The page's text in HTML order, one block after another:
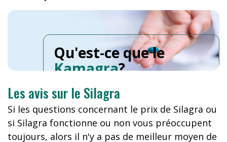
Qu'est-ce que le
Kamagra?
Les avis sur le Silagra
Si les questions concernant le prix de Silagra ou
si Silagra fonctionne ou non vous préoccupent
toujours, alors il n'y a pas de meilleur moyen de